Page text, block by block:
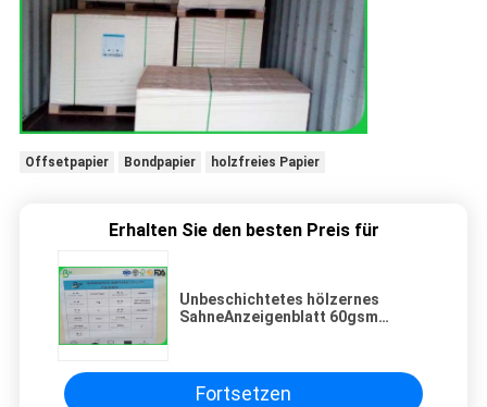
Offsetpapier Bondpapier holzfreies Papier
Erhalten Sie den besten Preis für
Unbeschichtetes hölzernes
SahneAnzeigenblatt 60gsm
Fortsetzen